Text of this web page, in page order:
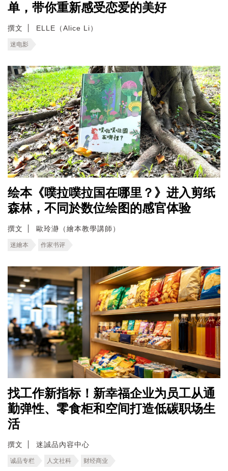
单，带你重新感受恋爱的美好
撰文 ELLE（Alice Li）
迷电影
绘本《噗拉噗拉国在哪里？》进入剪纸
森林，不同於数位绘图的感官体验
撰文 歐玲瀞（繪本教學講師）
迷繪本 作家书评
找工作新指标！新幸福企业为员工从通
勤弹性、零食柜和空间打造低碳职场生
活
撰文 迷誠品內容中心
诚品专栏 人文社科 财经商业